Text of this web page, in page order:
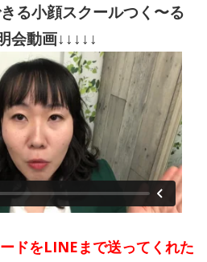
る小顔スクールつく〜る
会動画↓↓↓↓↓
ドをLINEまで送ってくれた